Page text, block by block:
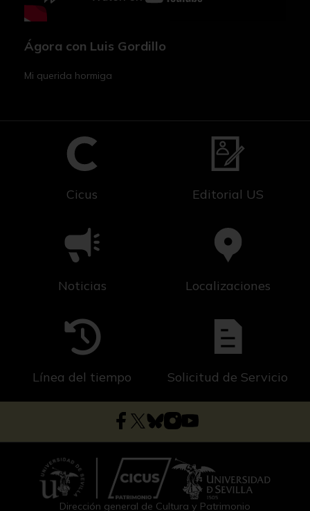
Ágora con Luis Gordillo
Mi querida hormiga
Cicus Editorial US
Noticias Localizaciones
Línea del tiempo Solicitud de Servicio
Dirección general de Cultura y Patrimonio